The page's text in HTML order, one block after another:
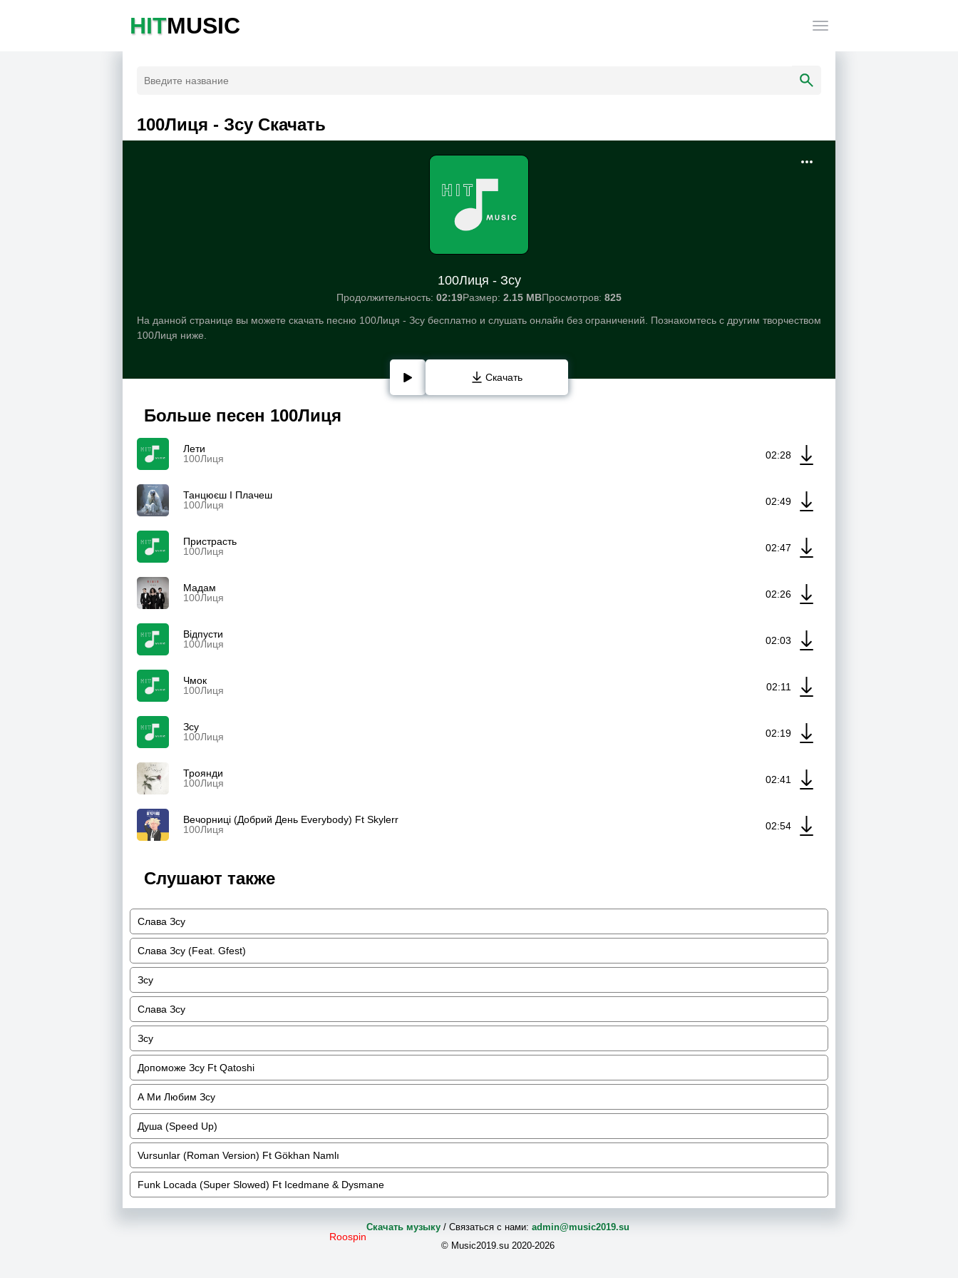
HITMUSIC
100Лиця - Зсу Скачать
100Лиця - Зсу
Продолжительность: 02:19Размер: 2.15 MBПросмотров: 825
На данной странице вы можете скачать песню 100Лиця - Зсу бесплатно и слушать онлайн без ограничений. Познакомтесь с другим творчеством
100Лиця ниже.
Скачать
Больше песен 100Лиця
Лети
100Лиця
02:28
Танцюєш І Плачеш
100Лиця
02:49
Пристрасть
100Лиця
02:47
Мадам
100Лиця
02:26
Відпусти
100Лиця
02:03
Чмок
100Лиця
02:11
Зсу
100Лиця
02:19
Троянди
100Лиця
02:41
Вечорниці (Добрий День Everybody) Ft Skylerr
100Лиця
02:54
Слушают также
Слава Зсу
Слава Зсу (Feat. Gfest)
Зсу
Слава Зсу
Зсу
Допоможе Зсу Ft Qatoshi
А Ми Любим Зсу
Душа (Speed Up)
Vursunlar (Roman Version) Ft Gökhan Namlı
Funk Locada (Super Slowed) Ft Icedmane & Dysmane
Roospin
Скачать музыку/ Связаться с нами: admin@music2019.su
© Music2019.su 2020-2026